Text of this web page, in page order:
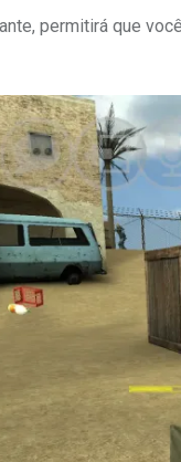
permitirá que